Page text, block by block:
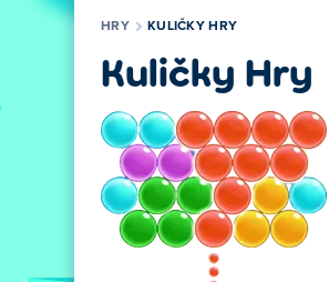
HRY KULIČKY HRY
Kuličky Hry